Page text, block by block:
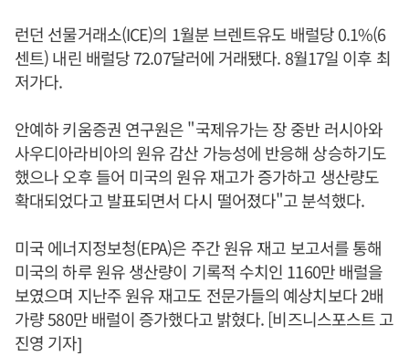
런던 선물거래소(ICE)의 1월분 브렌트유도 배럴당 0.1%(6
센트) 내린 배럴당 72.07달러에 거래됐다. 8월17일 이후 최
저가다.
안예하 키움증권 연구원은 "국제유가는 장 중반 러시아와
사우디아라비아의 원유 감산 가능성에 반응해 상승하기도
했으나 오후 들어 미국의 원유 재고가 증가하고 생산량도
확대되었다고 발표되면서 다시 떨어졌다"고 분석했다.
미국 에너지정보청(EPA)은 주간 원유 재고 보고서를 통해
미국의 하루 원유 생산량이 기록적 수치인 1160만 배럴을
보였으며 지난주 원유 재고도 전문가들의 예상치보다 2배
가량 580만 배럴이 증가했다고 밝혔다. [비즈니스포스트 고
진영 기자]